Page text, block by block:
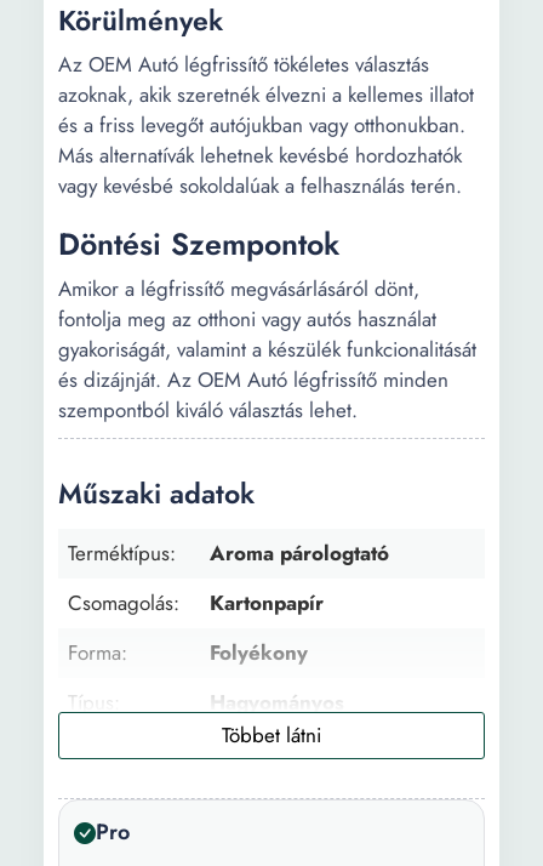
Körülmények
Az OEM Autó légfrissítő tökéletes választás
azoknak, akik szeretnék élvezni a kellemes illatot
és a friss levegőt autójukban vagy otthonukban.
Más alternatívák lehetnek kevésbé hordozhatók
vagy kevésbé sokoldalúak a felhasználás terén.
Döntési Szempontok
Amikor a légfrissítő megvásárlásáról dönt,
fontolja meg az otthoni vagy autós használat
gyakoriságát, valamint a készülék funkcionalitását
és dizájnját. Az OEM Autó légfrissítő minden
szempontból kiváló választás lehet.
Műszaki adatok
Terméktípus:
Aroma párologtató
Csomagolás:
Kartonpapír
Forma:
Folyékony
Típus:
Hagyományos
Parfüm:
Levendula
Csomag
tartalma:
1 * Használati utasítás; 1 *
Pro